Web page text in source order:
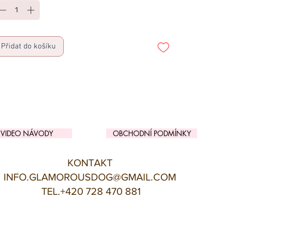
Přidat do košíku
VIDEO NÁVODY OBCHODNÍ PODMÍNKY
KONTAKT
INFO.GLAMOROUSDOG@GMAIL.COM
TEL.+420 728 470 881